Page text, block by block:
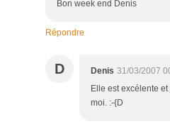
Bon week end Denis
Répondre
D Denis 31/03/2007
Elle est excélente
moi. :-{D